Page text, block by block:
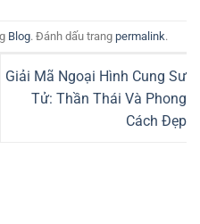
Blog. Đánh dấu trang permalink.
Giải Mã Ngoại Hình Cung Sư
Tử: Thần Thái Và Phong
Cách Đẹp